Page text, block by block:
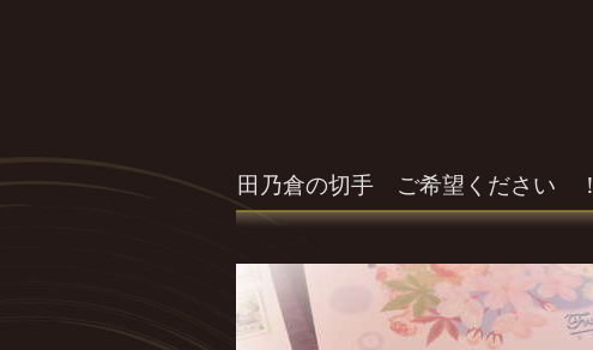
田乃倉の切手 ご希望ください ！